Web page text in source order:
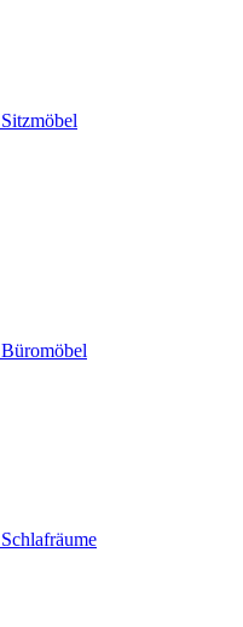
Sitzmöbel
Büromöbel
Schlafräume